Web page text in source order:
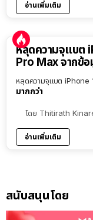
อ่านเพิ่มเติม
หลุดความจุแบต
Pro Max จากข้
หลุดความจุแบต iPhone
มากกว่า
โดย Thitirath
อ่านเพิ่มเติม
สนับสนุนโดย